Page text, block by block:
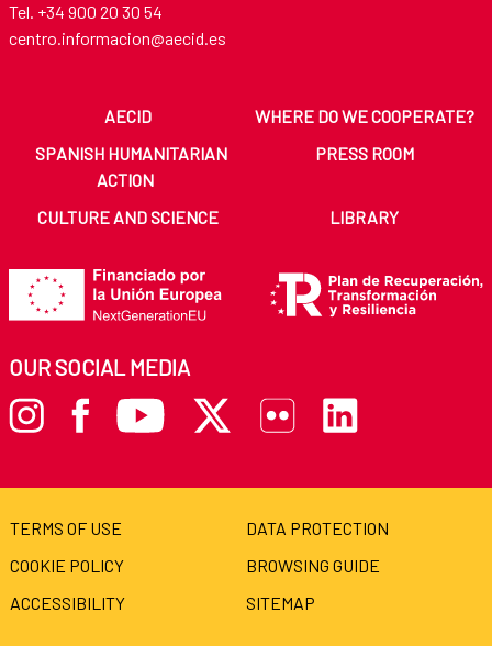
Tel. +34 900 20 30 54​​​​​​​
centro.informacion@aecid.es
AECID
WHERE DO WE COOPERATE?
SPANISH HUMANITARIAN
ACTION
PRESS ROOM
CULTURE AND SCIENCE LIBRARY
OUR SOCIAL MEDIA
TERMS OF USE
DATA PROTECTION
COOKIE POLICY
BROWSING GUIDE
ACCESSIBILITY
SITEMAP